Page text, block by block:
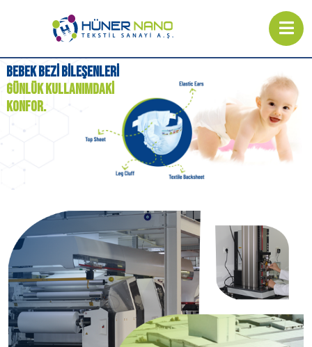
BEBEKBEZIBILEŞENLERI
GÜNLÜKKULLANIMDAKI
KONFOR.